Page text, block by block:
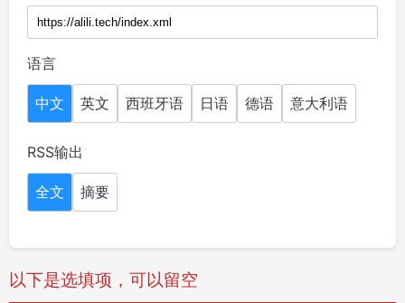
语言
中文 英文 西班牙语 日语 德语 意大利语
RSS输出
全文 摘要
以下是选填项，可以留空